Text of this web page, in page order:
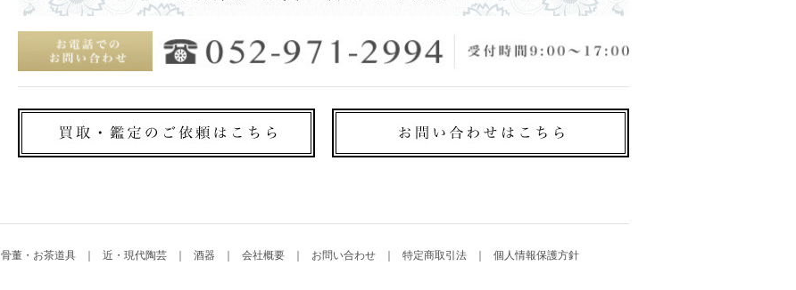
骨董・お茶道具 近・現代陶芸 酒器 会社概要 お問い合わせ 特定商取引法 個人情報保護方針